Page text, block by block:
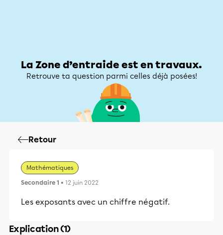
La Zone d’entraide est en travaux.
Retrouve ta question parmi celles déjà posées!
Retour
Mathématiques
Secondaire 1 • 12 juin 2022
Les exposants avec un chiffre négatif.
Explication (1)